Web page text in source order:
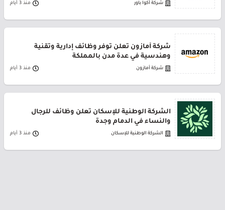
شركة أكوا باور منذ 3 أيام
شركة أمازون تعلن توفر وظائف إدارية وتقنية
وهندسية في عدة مدن بالمملكة
شركة أمازون منذ 3 أيام
الشركة الوطنية للإسكان تعلن وظائف للرجال
والنساء في الدمام وجدة
الشركة الوطنية للإسكان منذ 3 أيام